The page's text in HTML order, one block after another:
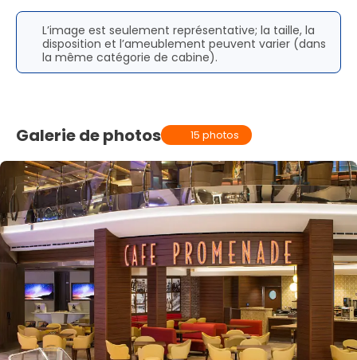
L’image est seulement représentative; la taille, la
disposition et l’ameublement peuvent varier (dans
la même catégorie de cabine).
Galerie de photos 15 photos